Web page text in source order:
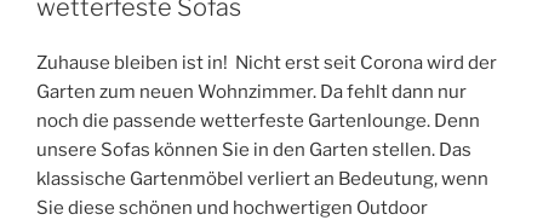
wetterfeste Sofas
Zuhause bleiben ist in! Nicht erst seit Corona wird der
Garten zum neuen Wohnzimmer. Da fehlt dann nur
noch die passende wetterfeste Gartenlounge. Denn
unsere Sofas können Sie in den Garten stellen. Das
klassische Gartenmöbel verliert an Bedeutung, wenn
Sie diese schönen und hochwertigen Outdoor